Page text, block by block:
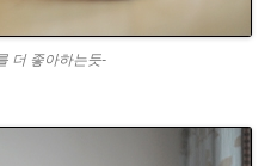
더 좋아하는듯-